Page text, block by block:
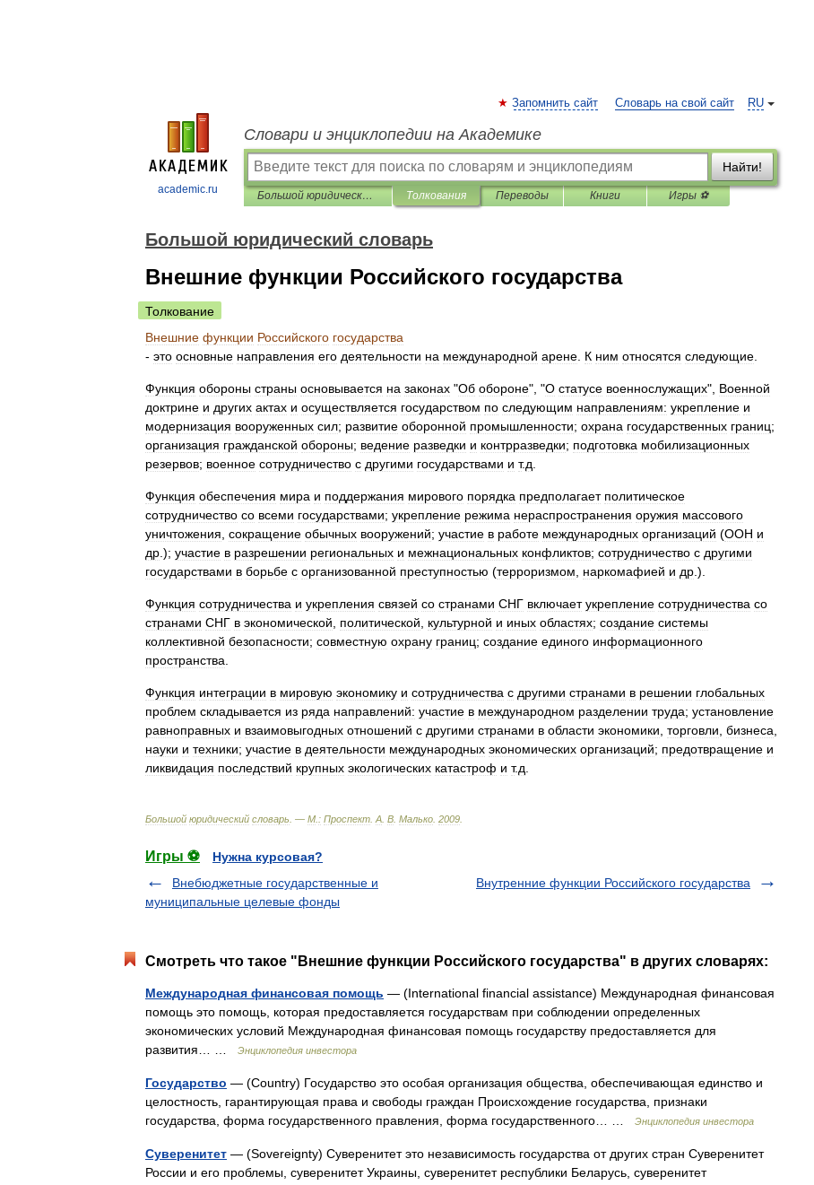
academic.ru
RU
Запомнить сайт Словарь на свой сайт
Словари и энциклопедии на Академике
Найти!
Большой юридический словарь Толкования Переводы Книги Игры ⚽
Большой юридический словарь
Внешние функции Российского государства
Толкование
Внешние функции Российского государства
- это основные направления его деятельности на международной арене К ним относятся следующие
Функция обороны страны основывается на законах "Об обороне", "О статусе военнослужащих", Военной
доктрине и других актах и осуществляется государством по следующим направлениям: укрепление и
модернизация вооруженных сил; развитие оборонной промышленности; охрана государственных границ;
организация гражданской обороны; ведение разведки и контрразведки; подготовка мобилизационных
резервов; военное сотрудничество с другими государствами и т.д
Функция обеспечения мира и поддержания мирового порядка предполагает политическое
сотрудничество со всеми государствами; укрепление режима нераспространения оружия массового
уничтожения сокращение обычных вооружений; участие в работе международных организаций (ООН и
др .); участие в разрешении региональных и межнациональных конфликтов; сотрудничество с другими
государствами в борьбе с организованной преступностью (терроризмом наркомафией и др .).
Функция сотрудничества и укрепления связей со странами СНГ включает укрепление сотрудничества со
странами СНГ в экономической политической культурной и иных областях; создание системы
коллективной безопасности; совместную охрану границ; создание единого информационного
пространства
Функция интеграции в мировую экономику и сотрудничества с другими странами в решении глобальных
проблем складывается из ряда направлений: участие в международном разделении труда; установление
равноправных и взаимовыгодных отношений с другими странами в области экономики торговли бизнеса
науки и техники; участие в деятельности международных экономических организаций; предотвращение и
ликвидация последствий крупных экологических катастроф и т.д
Большой юридический словарь . — М : Проспект А В Малько 2009
Игры ⚽
Нужна курсовая?
Внебюджетные государственные и
муниципальные целевые фонды
Внутренние функции Российского государства
Смотреть что такое "Внешние функции Российского государства" в других словарях:
Международная финансовая помощь — (International financial assistance) Международная финансовая
помощь это помощь, которая предоставляется государствам при соблюдении определенных
экономических условий Международная финансовая помощь государству предоставляется для
развития… …
Энциклопедия инвестора
Государство — (Country) Государство это особая организация общества, обеспечивающая единство и
целостность, гарантирующая права и свободы граждан Происхождение государства, признаки
государства, форма государственного правления, форма государственного… …
Энциклопедия инвестора
Суверенитет — (Sovereignty) Суверенитет это независимость государства от других стран Суверенитет
России и его проблемы, суверенитет Украины, суверенитет республики Беларусь, суверенитет